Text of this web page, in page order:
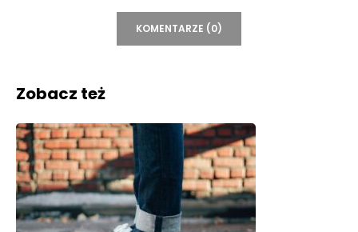
KOMENTARZE (0)
Zobacz też